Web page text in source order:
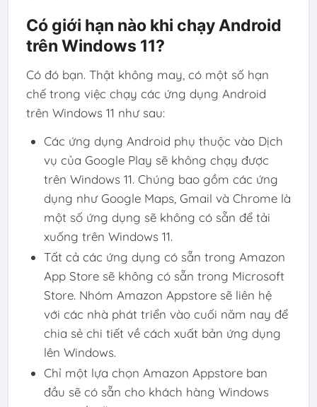
Có giới hạn nào khi chạy Android
trên Windows 11?
Có đó bạn. Thật không may, có một số hạn
chế trong việc chạy các ứng dụng Android
trên Windows 11 như sau:
Các ứng dụng Android phụ thuộc vào Dịch
vụ của Google Play sẽ không chạy được
trên Windows 11. Chúng bao gồm các ứng
dụng như Google Maps, Gmail và Chrome là
một số ứng dụng sẽ không có sẵn để tải
xuống trên Windows 11.
Tất cả các ứng dụng có sẵn trong Amazon
App Store sẽ không có sẵn trong Microsoft
Store. Nhóm Amazon Appstore sẽ liên hệ
với các nhà phát triển vào cuối năm nay để
chia sẻ chi tiết về cách xuất bản ứng dụng
lên Windows.
Chỉ một lựa chọn Amazon Appstore ban
đầu sẽ có sẵn cho khách hàng Windows